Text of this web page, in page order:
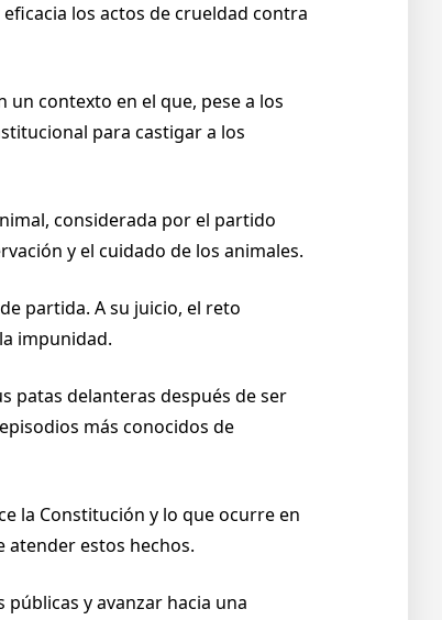
los actos de crueldad contra
contexto en el que, pese a los
para castigar a los
considerada por el partido
y el cuidado de los animales.
partida. A su juicio, el reto
impunidad.
patas delanteras después de ser
más conocidos de
la Constitución y lo que ocurre en
atender estos hechos.
y avanzar hacia una